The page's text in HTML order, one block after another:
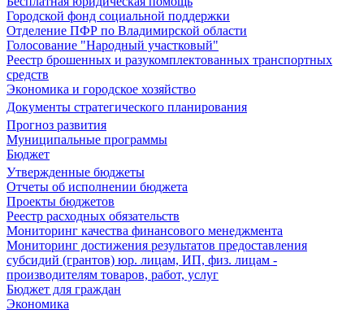
Городской фонд социальной поддержки
Отделение ПФР по Владимирской области
Голосование "Народный участковый"
Реестр брошенных и разукомплектованных транспортных
средств
Экономика и городское хозяйство
Документы стратегического планирования
Прогноз развития
Муниципальные программы
Бюджет
Утвержденные бюджеты
Отчеты об исполнении бюджета
Проекты бюджетов
Реестр расходных обязательств
Мониторинг качества финансового менеджмента
Мониторинг достижения результатов предоставления
субсидий (грантов) юр. лицам, ИП, физ. лицам -
производителям товаров, работ, услуг
Бюджет для граждан
Экономика